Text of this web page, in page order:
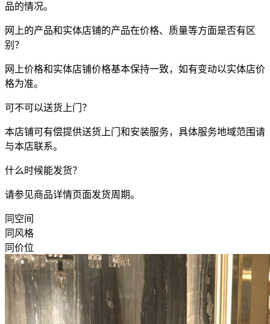
品的情况。
网上的产品和实体店铺的产品在价格、质量等方面是否有区
别？
网上价格和实体店铺价格基本保持一致，如有变动以实体店价
格为准。
可不可以送货上门？
本店铺可有偿提供送货上门和安装服务，具体服务地域范围请
与本店联系。
什么时候能发货？
请参见商品详情页面发货周期。
同空间
同风格
同价位